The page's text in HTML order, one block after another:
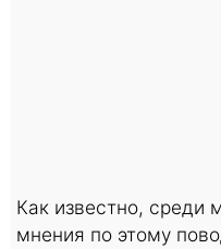
Как известно, среди
мнения по этому